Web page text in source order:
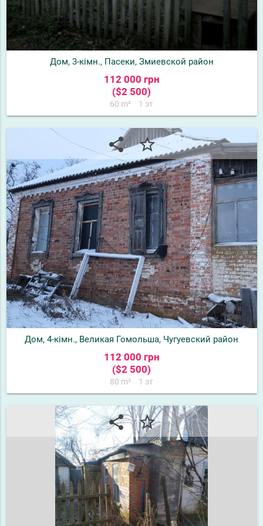
Дом, 3-кімн., Пасеки, Змиевской район
112 000 грн
($2 500)
60 m² 1 эт
share star_border
Дом, 4-кімн., Великая Гомольша, Чугуевский район
112 000 грн
($2 500)
80 m² 1 эт
share star_border